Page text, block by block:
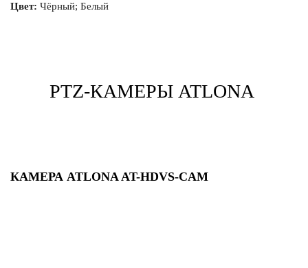
Цвет: Чёрный; Белый
PTZ-КАМЕРЫ ATLONA
КАМЕРА ATLONA AT-HDVS-CAM